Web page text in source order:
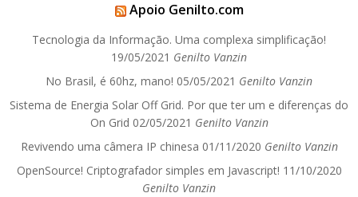
Apoio Genilto.com
Tecnologia da Informação. Uma complexa simplificação!
19/05/2021 Genilto Vanzin
No Brasil, é 60hz, mano! 05/05/2021 Genilto Vanzin
Sistema de Energia Solar Off Grid. Por que ter um e diferenças do
On Grid 02/05/2021 Genilto Vanzin
Revivendo uma câmera IP chinesa 01/11/2020 Genilto Vanzin
OpenSource! Criptografador simples em Javascript! 11/10/2020
Genilto Vanzin